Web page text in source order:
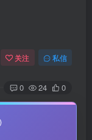
关注 私信
0 24 0